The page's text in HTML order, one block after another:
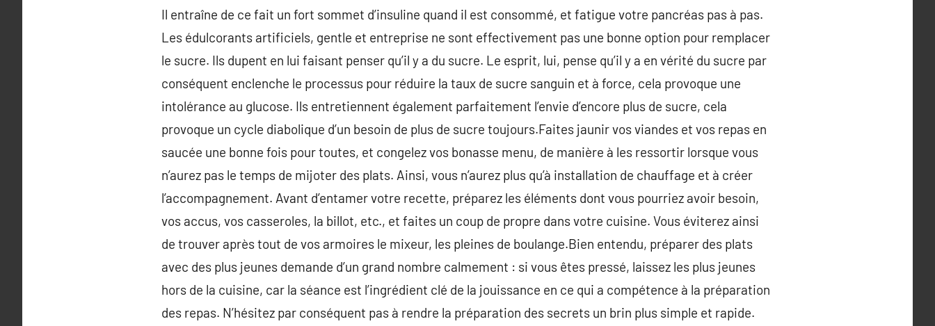
Il entraîne de ce fait un fort sommet d’insuline quand il est consommé, et fatigue votre pancréas pas à pas.
Les édulcorants artificiels, gentle et entreprise ne sont effectivement pas une bonne option pour remplacer
le sucre. Ils dupent en lui faisant penser qu’il y a du sucre. Le esprit, lui, pense qu’il y a en vérité du sucre par
conséquent enclenche le processus pour réduire la taux de sucre sanguin et à force, cela provoque une
intolérance au glucose. Ils entretiennent également parfaitement l’envie d’encore plus de sucre, cela
provoque un cycle diabolique d’un besoin de plus de sucre toujours.Faites jaunir vos viandes et vos repas en
saucée une bonne fois pour toutes, et congelez vos bonasse menu, de manière à les ressortir lorsque vous
n’aurez pas le temps de mijoter des plats. Ainsi, vous n’aurez plus qu’à installation de chauffage et à créer
l’accompagnement. Avant d’entamer votre recette, préparez les éléments dont vous pourriez avoir besoin,
vos accus, vos casseroles, la billot, etc., et faites un coup de propre dans votre cuisine. Vous éviterez ainsi
de trouver après tout de vos armoires le mixeur, les pleines de boulange.Bien entendu, préparer des plats
avec des plus jeunes demande d’un grand nombre calmement : si vous êtes pressé, laissez les plus jeunes
hors de la cuisine, car la séance est l’ingrédient clé de la jouissance en ce qui a compétence à la préparation
des repas. N’hésitez par conséquent pas à rendre la préparation des secrets un brin plus simple et rapide.